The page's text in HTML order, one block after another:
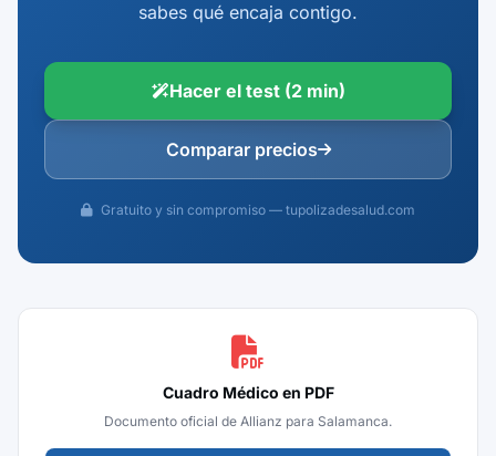
sabes qué encaja contigo.
Hacer el test (2 min)
Comparar precios
Gratuito y sin compromiso — tupolizadesalud.com
Cuadro Médico en PDF
Documento oficial de Allianz para Salamanca.